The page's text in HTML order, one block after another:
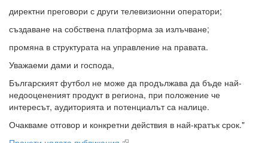
директни преговори с други телевизионни оператори;
създаване на собствена платформа за излъчване;
промяна в структурата на управление на правата.
Уважаеми дами и господа,
Българският футбол не може да продължава да бъде най-
недооцененият продукт в региона, при положение че
интересът, аудиторията и потенциалът са налице.
Очакваме отговор и конкретни действия в най-кратък срок."